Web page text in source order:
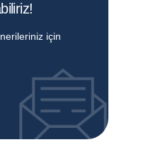
için